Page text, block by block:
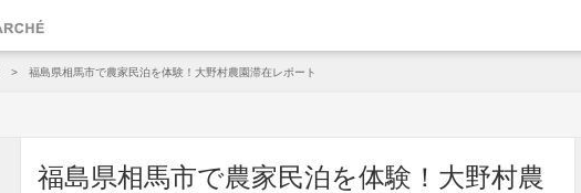
福島県相馬市で農家民泊を体験！大野村農園滞在レポート
福島県相馬市で農家民泊を体験！大野村農